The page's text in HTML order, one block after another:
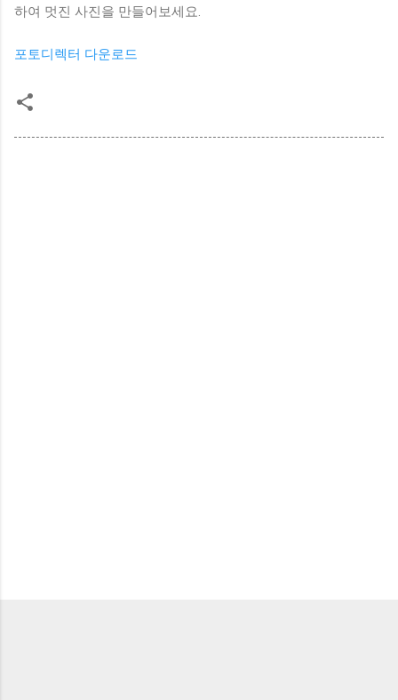
하여 멋진 사진을 만들어보세요.
포토디렉터 다운로드